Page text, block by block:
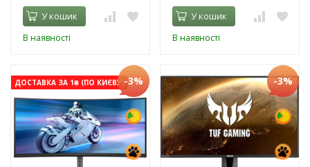
У кошик
В наявності
У кошик
В наявності
ДОСТАВКА ЗА 1₴ (ПО КИЄВУ)-3% -3%